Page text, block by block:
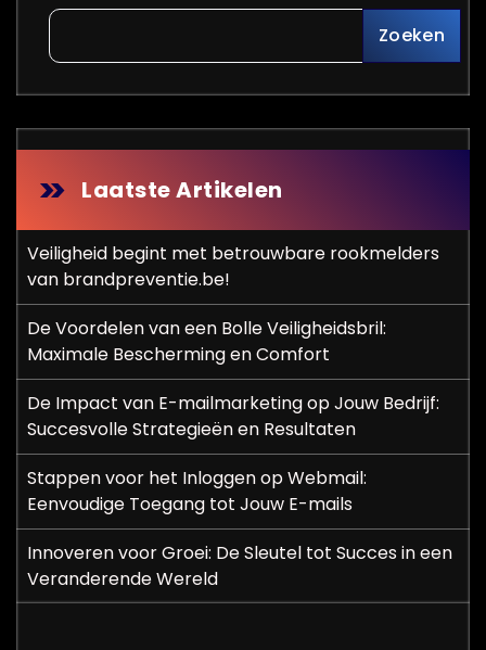
Zoeken
Laatste Artikelen
Veiligheid begint met betrouwbare rookmelders
van brandpreventie.be!
De Voordelen van een Bolle Veiligheidsbril:
Maximale Bescherming en Comfort
De Impact van E-mailmarketing op Jouw Bedrijf:
Succesvolle Strategieën en Resultaten
Stappen voor het Inloggen op Webmail:
Eenvoudige Toegang tot Jouw E-mails
Innoveren voor Groei: De Sleutel tot Succes in een
Veranderende Wereld